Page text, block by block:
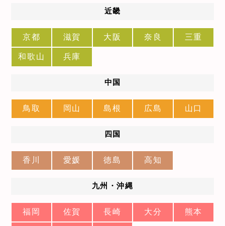
近畿
京都 滋賀 大阪 奈良 三重
和歌山 兵庫
中国
鳥取 岡山 島根 広島 山口
四国
香川 愛媛 徳島 高知
九州・沖縄
福岡 佐賀 長崎 大分 熊本